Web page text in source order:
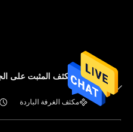
مكثف الغرفة الباردة